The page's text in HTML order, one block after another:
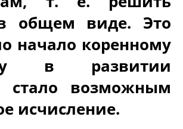
общем виде. Это
начало коренному
в развитии
стало возможным
исчисление.